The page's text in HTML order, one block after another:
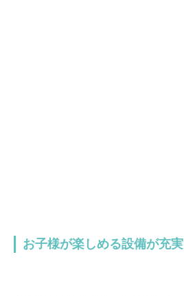
お子様が楽しめる設備が充実